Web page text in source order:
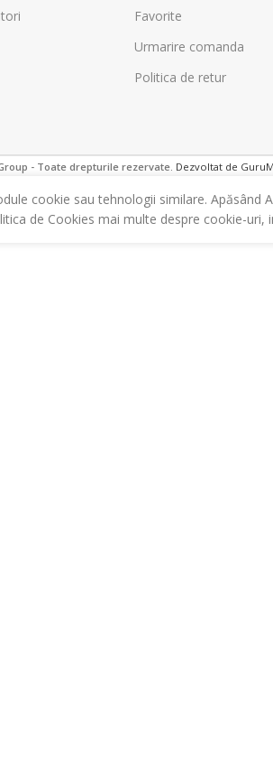
Favorite
Urmarire comanda
Politica de retur
- Toate drepturile rezervate. Dezvoltat de
cookie sau tehnologii similare. Apăsând
de Cookies mai multe despre cookie-uri,